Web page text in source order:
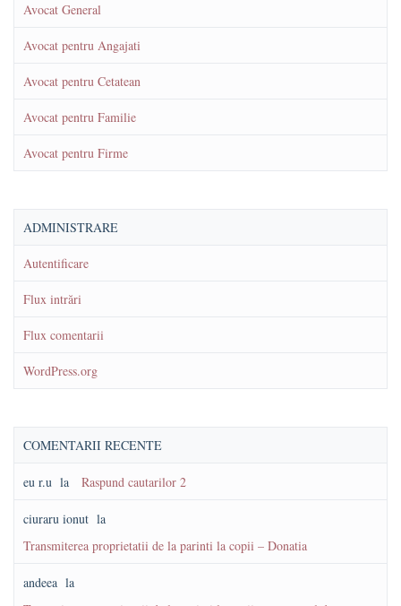
Avocat General
Avocat pentru Angajati
Avocat pentru Cetatean
Avocat pentru Familie
Avocat pentru Firme
ADMINISTRARE
Autentificare
Flux intrări
Flux comentarii
WordPress.org
COMENTARII RECENTE
eu r.u la Raspund cautarilor 2
ciuraru ionut la
Transmiterea proprietatii de la parinti la copii – Donatia
andeea la